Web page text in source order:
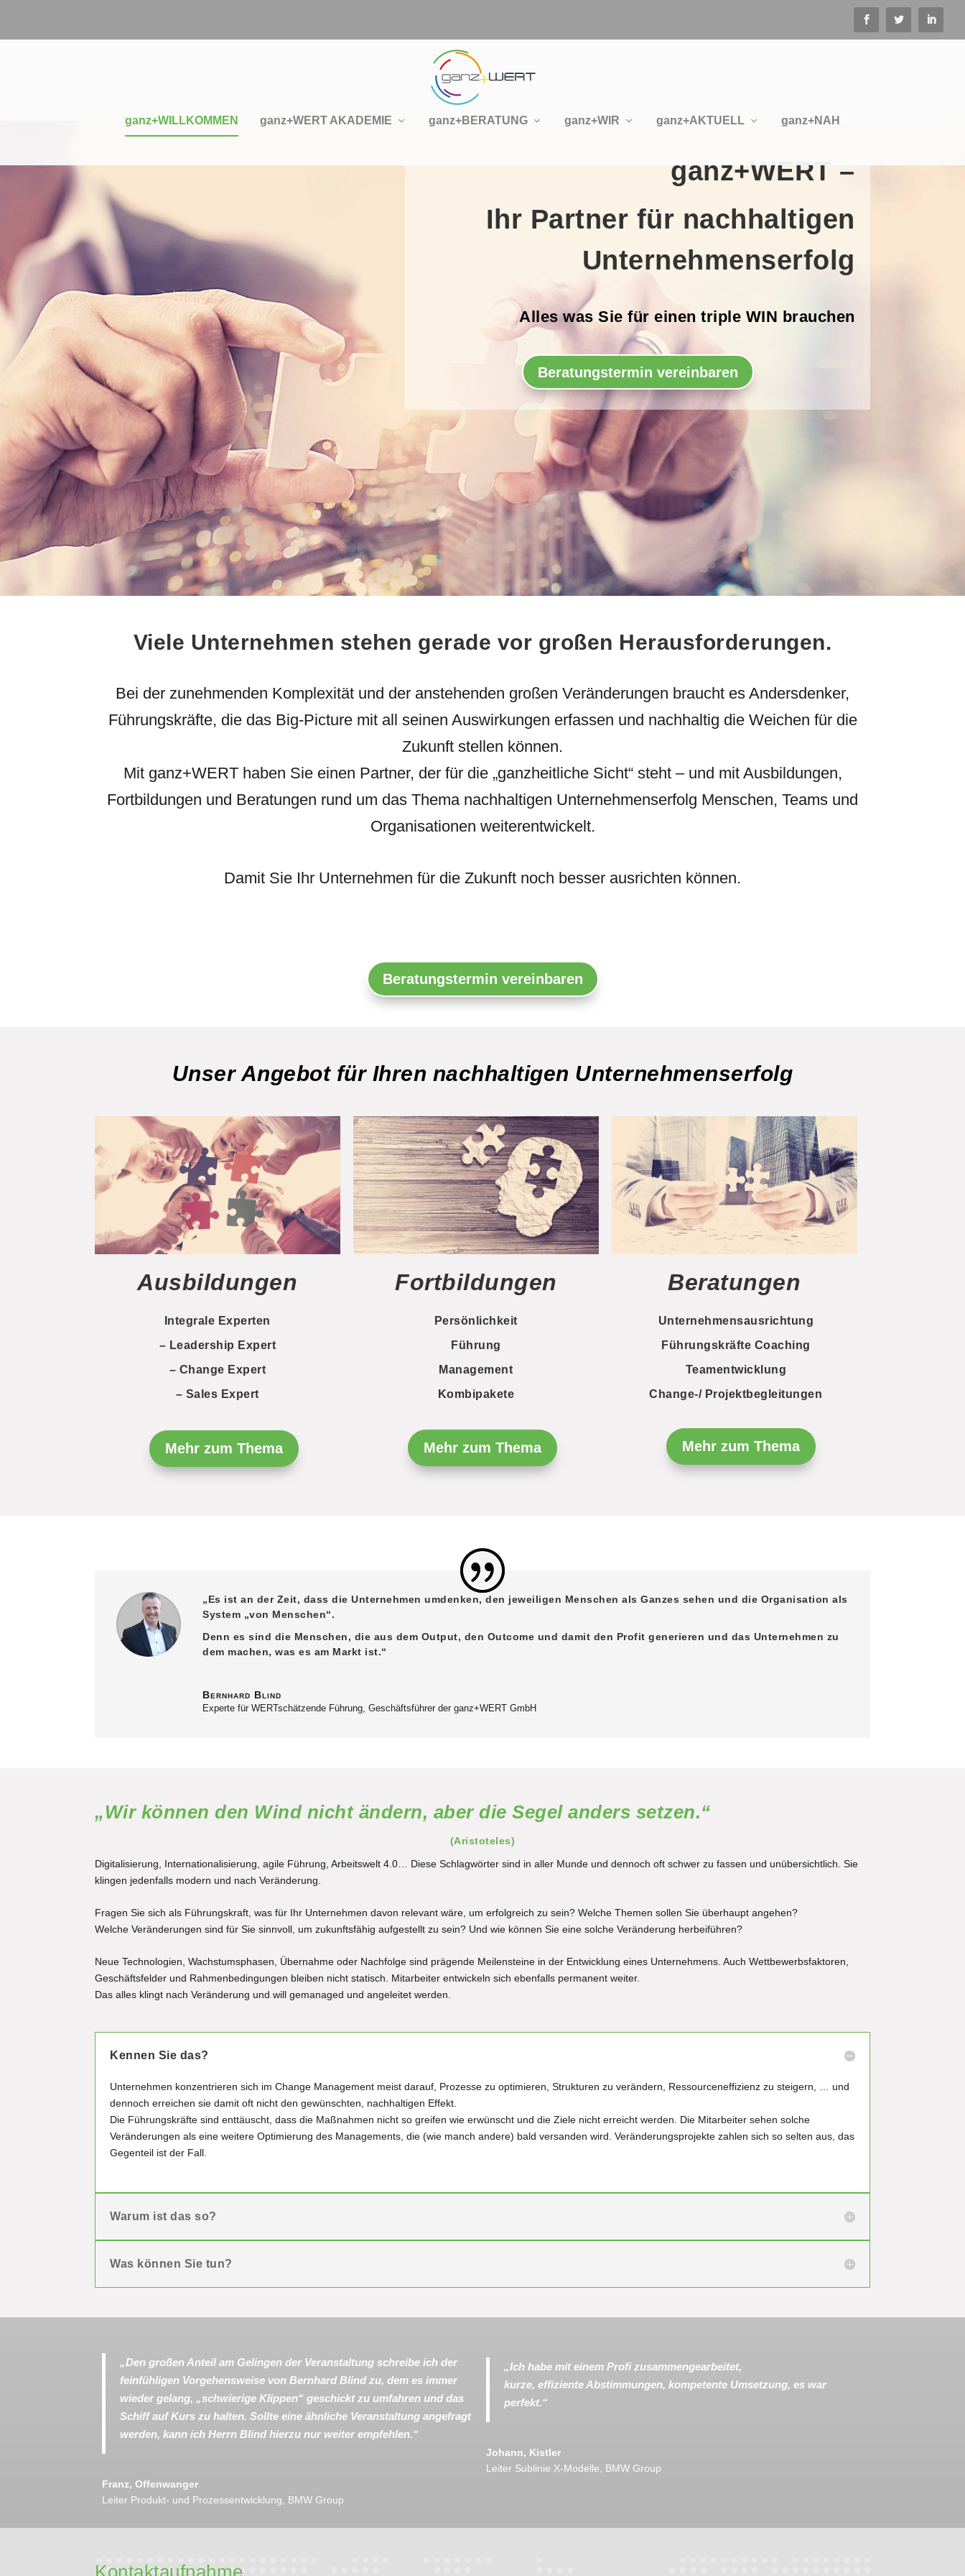
ganz+WILLKOMMEN ganz+WERT AKADEMIE ganz+BERATUNG ganz+WIR ganz+AKTUELL ganz+NAH
ganz+WERT –
Ihr Partner für nachhaltigen
Unternehmenserfolg
Alles was Sie für einen triple WIN brauchen
Beratungstermin vereinbaren
Viele Unternehmen stehen gerade vor großen Herausforderungen.
Bei der zunehmenden Komplexität und der anstehenden großen Veränderungen braucht es Andersdenker,
Führungskräfte, die das Big-Picture mit all seinen Auswirkungen erfassen und nachhaltig die Weichen für die
Zukunft stellen können.
Mit ganz+WERT haben Sie einen Partner, der für die „ganzheitliche Sicht“ steht – und mit Ausbildungen,
Fortbildungen und Beratungen rund um das Thema nachhaltigen Unternehmenserfolg Menschen, Teams und
Organisationen weiterentwickelt.
Damit Sie Ihr Unternehmen für die Zukunft noch besser ausrichten können.
Beratungstermin vereinbaren
Unser Angebot für Ihren nachhaltigen Unternehmenserfolg
Ausbildungen
Integrale Experten
– Leadership Expert
– Change Expert
– Sales Expert
Mehr zum Thema
Fortbildungen
Persönlichkeit
Führung
Management
Kombipakete
Mehr zum Thema
Beratungen
Unternehmensausrichtung
Führungskräfte Coaching
Teamentwicklung
Change-/ Projektbegleitungen
Mehr zum Thema
„Es ist an der Zeit, dass die Unternehmen umdenken, den jeweiligen Menschen als Ganzes sehen und die Organisation als
System „von Menschen“.
Denn es sind die Menschen, die aus dem Output, den Outcome und damit den Profit generieren und das Unternehmen zu
dem machen, was es am Markt ist.“
Bernhard Blind
Experte für WERTschätzende Führung Geschäftsführer der ganz+WERT GmbH
„Wir können den Wind nicht ändern, aber die Segel anders setzen.“
(Aristoteles)
Digitalisierung, Internationalisierung, agile Führung, Arbeitswelt 4.0… Diese Schlagwörter sind in aller Munde und dennoch oft schwer zu fassen und unübersichtlich. Sie
klingen jedenfalls modern und nach Veränderung.
Fragen Sie sich als Führungskraft, was für Ihr Unternehmen davon relevant wäre, um erfolgreich zu sein? Welche Themen sollen Sie überhaupt angehen?
Welche Veränderungen sind für Sie sinnvoll, um zukunftsfähig aufgestellt zu sein? Und wie können Sie eine solche Veränderung herbeiführen?
Neue Technologien, Wachstumsphasen, Übernahme oder Nachfolge sind prägende Meilensteine in der Entwicklung eines Unternehmens. Auch Wettbewerbsfaktoren,
Geschäftsfelder und Rahmenbedingungen bleiben nicht statisch. Mitarbeiter entwickeln sich ebenfalls permanent weiter.
Das alles klingt nach Veränderung und will gemanaged und angeleitet werden.
Kennen Sie das?
Unternehmen konzentrieren sich im Change Management meist darauf, Prozesse zu optimieren, Strukturen zu verändern, Ressourceneffizienz zu steigern, … und
dennoch erreichen sie damit oft nicht den gewünschten, nachhaltigen Effekt.
Die Führungskräfte sind enttäuscht, dass die Maßnahmen nicht so greifen wie erwünscht und die Ziele nicht erreicht werden. Die Mitarbeiter sehen solche
Veränderungen als eine weitere Optimierung des Managements, die (wie manch andere) bald versanden wird. Veränderungsprojekte zahlen sich so selten aus, das
Gegenteil ist der Fall.
Warum ist das so?
Was können Sie tun?
„Den großen Anteil am Gelingen der Veranstaltung schreibe ich der
feinfühligen Vorgehensweise von Bernhard Blind zu, dem es immer
wieder gelang, „schwierige Klippen“ geschickt zu umfahren und das
Schiff auf Kurs zu halten. Sollte eine ähnliche Veranstaltung angefragt
werden, kann ich Herrn Blind hierzu nur weiter empfehlen.“
Franz, Offenwanger
Leiter Produkt- und Prozessentwicklung, BMW Group
„Ich habe mit einem Profi zusammengearbeitet,
kurze, effiziente Abstimmungen, kompetente Umsetzung, es war
perfekt.“
Johann, Kistler
Leiter Sublinie X-Modelle, BMW Group